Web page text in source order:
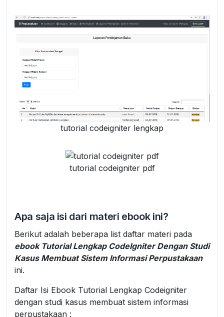
tutorial codeigniter lengkap
tutorial codeigniter pdf
Apa saja isi dari materi ebook ini?
Berikut adalah beberapa list daftar materi pada
ebook Tutorial Lengkap CodeIgniter Dengan Studi
Kasus Membuat Sistem Informasi Perpustakaan
ini.
Daftar Isi Ebook Tutorial Lengkap Codeigniter
dengan studi kasus membuat sistem informasi
perpustakaan :